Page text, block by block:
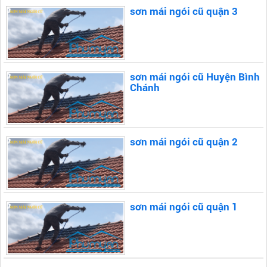
sơn mái ngói cũ quận 3
sơn mái ngói cũ Huyện Bình
Chánh
sơn mái ngói cũ quận 2
sơn mái ngói cũ quận 1